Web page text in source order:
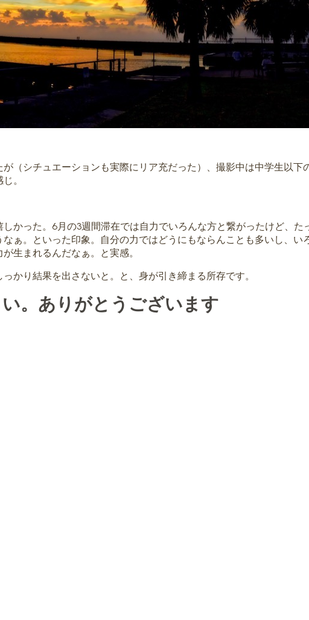
（シチュエーションも実際にリア充だった）、撮影中は中学生以下
。
かった。6月の3週間滞在では自力でいろんな方と繋がったけど、た
ぁ。といった印象。自分の力ではどうにもならんことも多いし、い
生まれるんだなぁ。と実感。
かり結果を出さないと。と、身が引き締まる所存です。
。ありがとうございます